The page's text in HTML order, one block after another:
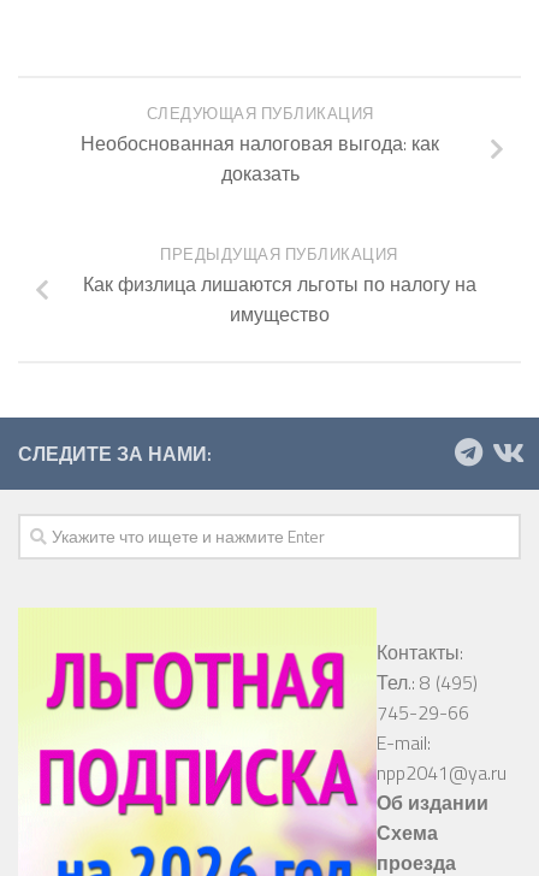
СЛЕДУЮЩАЯ ПУБЛИКАЦИЯ
Необоснованная налоговая выгода: как
доказать
ПРЕДЫДУЩАЯ ПУБЛИКАЦИЯ
Как физлица лишаются льготы по налогу на
имущество
СЛЕДИТЕ ЗА НАМИ:
Контакты:
Тел.: 8 (495)
745-29-66
E-mail:
npp2041@ya.ru
Об издании
Схема
проезда